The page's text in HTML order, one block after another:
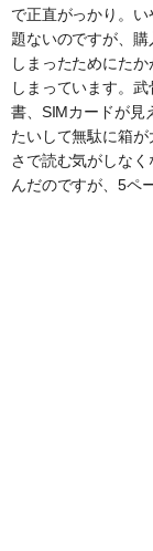
で正直がっかり。
題ないのですが、
しまったためにた
しまっています。
書、SIMカードが見
たいして無駄に箱
さで読む気がしな
んだのですが、5ペ